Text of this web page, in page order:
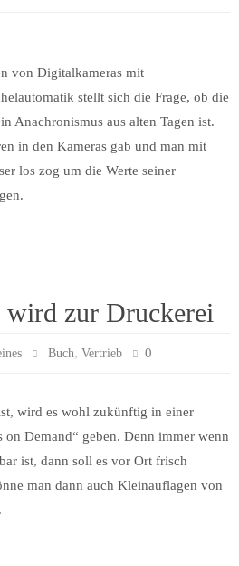
von Digitalkameras mit
stellt sich die Frage, ob die
Anachronismus aus alten Tagen ist.
in den Kameras gab und man mit
los zog um die Werte seiner
wird zur Druckerei
Buch, Vertrieb 0
wird es wohl zukünftig in einer
Demand“ geben. Denn immer wenn
ist, dann soll es vor Ort frisch
man dann auch Kleinauflagen von